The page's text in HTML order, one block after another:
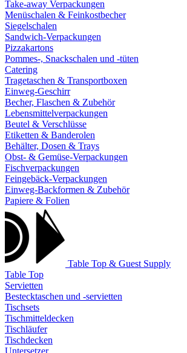
Take-away Verpackungen
Menüschalen & Feinkostbecher
Siegelschalen
Sandwich-Verpackungen
Pizzakartons
Pommes-, Snackschalen und -tüten
Catering
Tragetaschen & Transportboxen
Einweg-Geschirr
Becher, Flaschen & Zubehör
Lebensmittelverpackungen
Beutel & Verschlüsse
Etiketten & Banderolen
Behälter, Dosen & Trays
Obst- & Gemüse-Verpackungen
Fischverpackungen
Feingebäck-Verpackungen
Einweg-Backformen & Zubehör
Papiere & Folien
Table Top & Guest Supply
Table Top
Servietten
Bestecktaschen und -servietten
Tischsets
Tischmitteldecken
Tischläufer
Tischdecken